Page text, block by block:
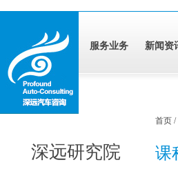
服务业务 新闻资
深远研究院
首页 /
课